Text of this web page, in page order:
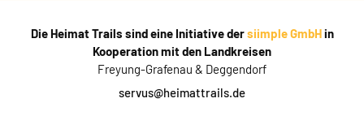
Die Heimat Trails sind eine Initiative dersiimple GmbHin
Kooperation mit den Landkreisen
Freyung-Grafenau & Deggendorf
servus@heimattrails.de